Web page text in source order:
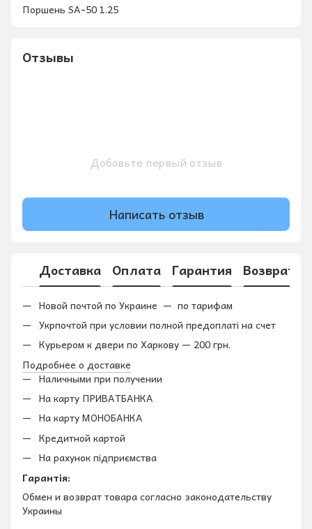
Поршень SA-50 1.25
Отзывы
Добавьте первый отзыв
Написать отзыв
Доставка Оплата Гарантия Возврат
Новой почтой по Украине — по тарифам
Укрпочтой при условии полной предоплаті на счет
Курьером к двери по Харкову — 200 грн.
Подробнее о доставке
Наличными при получении
На карту ПРИВАТБАНКА
На карту МОНОБАНКА
Кредитной картой
На рахунок підприємства
Гарантія:
Обмен и возврат товара согласно законодательству
Украины